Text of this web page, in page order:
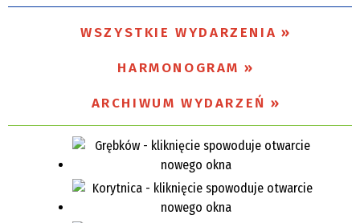
WSZYSTKIE WYDARZENIA
HARMONOGRAM
ARCHIWUM WYDARZEŃ